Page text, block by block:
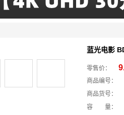
蓝光电影
零售价：
商品编号：
商品货号：
容 量：